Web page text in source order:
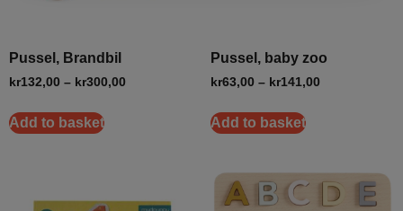
Pussel, Brandbil
kr132,00 – kr300,00
Add to basket
Pussel, baby zoo
kr63,00 – kr141,00
Add to basket